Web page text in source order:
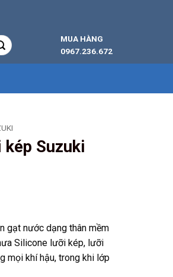
MUA HÀNG
0967.236.672
Suzuki
gạt nước dạng thân mềm
Silicone lưỡi kép, lưỡi
mọi khí hậu, trong khi lớp